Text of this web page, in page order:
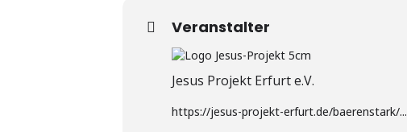
Veranstalter
Jesus Projekt Erfurt e.V.
https://jesus-projekt-erfurt.de/baerenstark/...